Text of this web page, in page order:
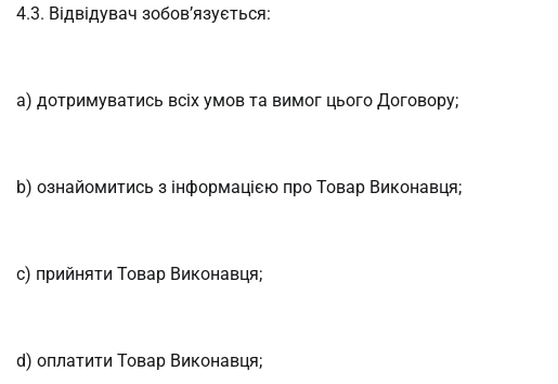
4.3. Відвідувач зобов’язується:
a) дотримуватись всіх умов та вимог цього Договору;
b) ознайомитись з інформацією про Товар Виконавця;
c) прийняти Товар Виконавця;
d) оплатити Товар Виконавця;